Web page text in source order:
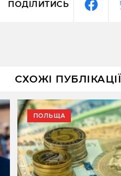
ПОДІЛИТИСЬ
СХОЖІ ПУБЛІКАЦІЇ
ПОЛЬЩА